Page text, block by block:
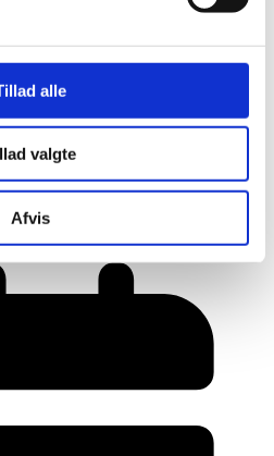
alle
valgte
Afvis
fra årets Danish